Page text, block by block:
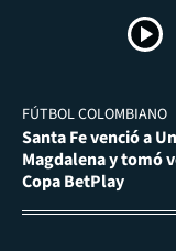
FÚTBOL COLOMBIANO
Santa Fe venció a
Magdalena y tomó
Copa BetPlay